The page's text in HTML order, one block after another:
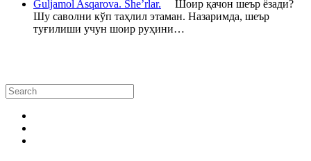
Guljamol Asqarova. She’rlar. Шоир қачон шеър ёзади?
Шу саволни кўп таҳлил этаман. Назаримда, шеър
туғилиши учун шоир руҳини…